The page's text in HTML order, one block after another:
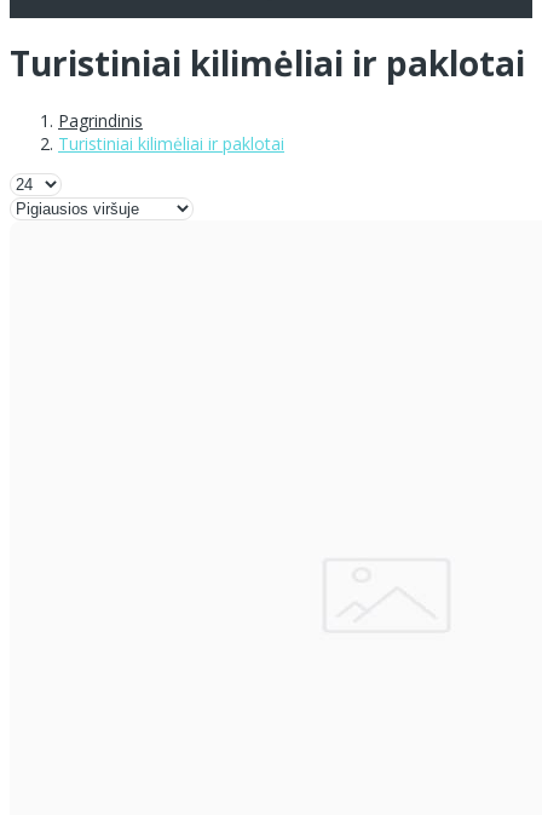
Turistiniai kilimėliai ir paklotai
Pagrindinis
Turistiniai kilimėliai ir paklotai